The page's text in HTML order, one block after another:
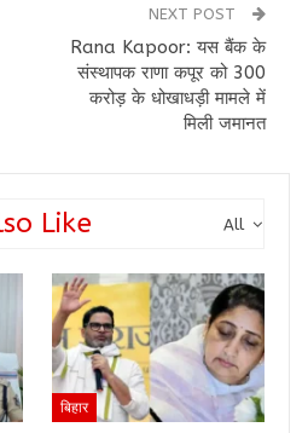
NEXT POST
Rana Kapoor: यस बैंक के
संस्थापक राणा कपूर को 300
करोड़ के धोखाधड़ी मामले में
मिली जमानत
All
Like
बिहार